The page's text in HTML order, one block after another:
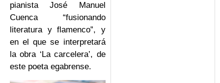
pianista José Manuel
Cuenca “fusionando
literatura y flamenco”, y
en el que se interpretará
la obra ‘La carcelera’, de
este poeta egabrense.